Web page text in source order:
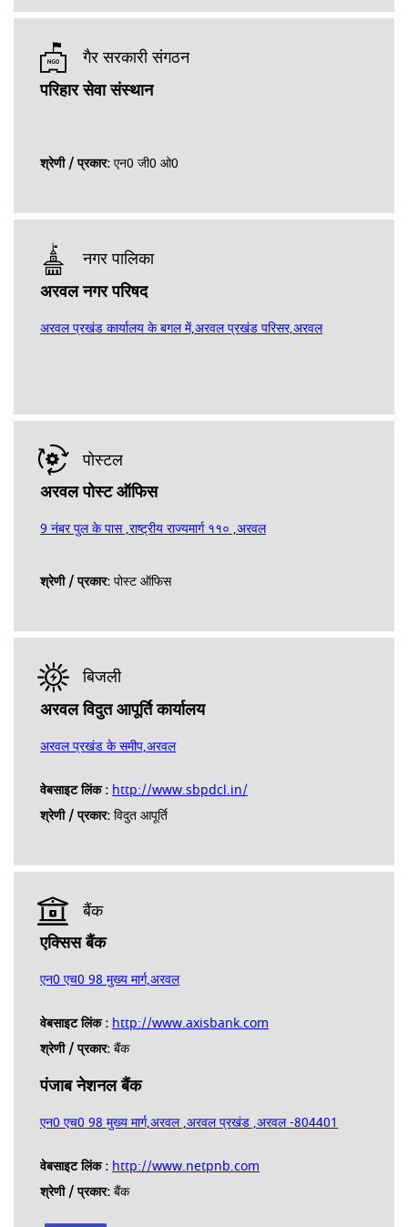
गैर सरकारी संगठन
परिहार सेवा संस्थान
श्रेणी / प्रकार:एन0 जी0 ओ0
नगर पालिका
अरवल नगर परिषद
अरवल प्रखंड कार्यालय के बगल में,अरवल प्रखंड परिसर,अरवल
पोस्टल
अरवल पोस्ट ऑफिस
9 नंबर पुल के पास ,राष्ट्रीय राज्यमार्ग ११० ,अरवल
श्रेणी / प्रकार:पोस्ट ऑफिस
बिजली
अरवल विदुत आपूर्ति कार्यालय
अरवल प्रखंड के समीप,अरवल
वेबसाइट लिंक : http://www.sbpdcl.in/
श्रेणी / प्रकार:विदुत आपूर्ति
बैंक
एक्सिस बैंक
एन0 एच0 98 मुख्य मार्ग,अरवल
वेबसाइट लिंक :http://www.axisbank.com
श्रेणी / प्रकार:बैंक
पंजाब नेशनल बैंक
एन0 एच0 98 मुख्य मार्ग,अरवल ,अरवल प्रखंड ,अरवल -804401
वेबसाइट लिंक :http://www.netpnb.com
श्रेणी / प्रकार:बैंक